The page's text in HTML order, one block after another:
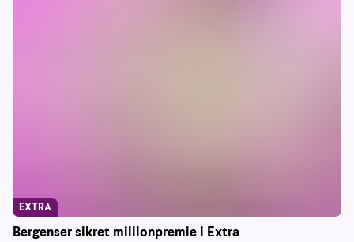
Bergenser sikret millionpremie i Extra
EXTRA